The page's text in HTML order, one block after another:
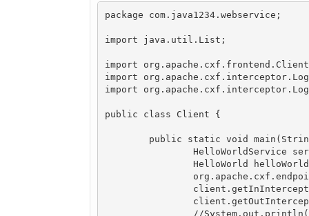
package com.java1234.webservice;
import java.util.List;
import
import
import
public class Client {